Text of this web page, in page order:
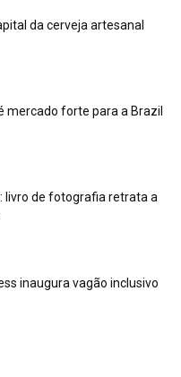
da cerveja artesanal
mercado forte para a Brazil
livro de fotografia retrata a
inaugura vagão inclusivo